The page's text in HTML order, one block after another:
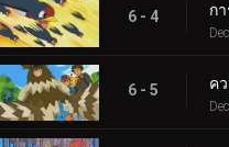
6 - 4 ก
6 - 5 ค